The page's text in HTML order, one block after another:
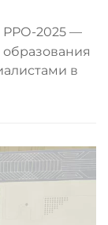
РРО-2025 —
в